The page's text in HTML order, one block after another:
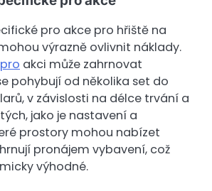
pro akce pro hřiště na
výrazně ovlivnit náklady.
akci může zahrnovat
pohybují od několika set do
v závislosti na délce trvání a
jako je nastavení a
prostory mohou nabízet
pronájem vybavení, což
výhodné.